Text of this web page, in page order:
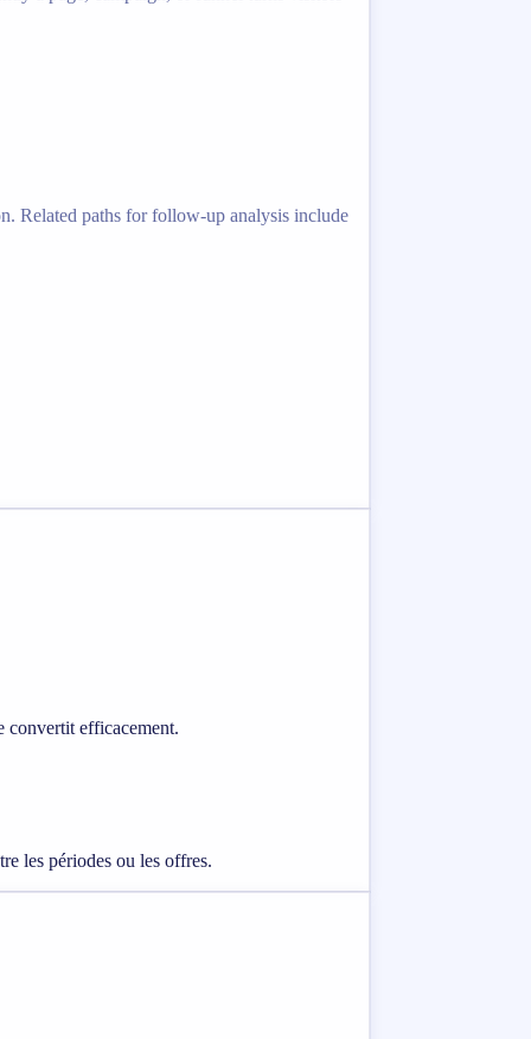
Related paths for follow-up analysis include
convertit efficacement.
les périodes ou les offres.